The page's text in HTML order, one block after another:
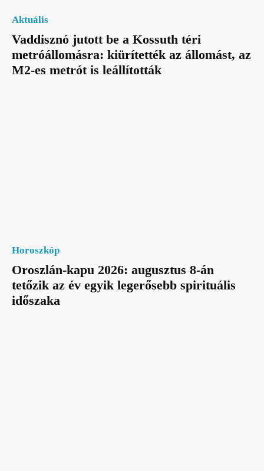
Aktuális
Vaddisznó jutott be a Kossuth téri
metróállomásra: kiürítették az állomást, az
M2-es metrót is leállították
Horoszkóp
Oroszlán-kapu 2026: augusztus 8-án
tetőzik az év egyik legerősebb spirituális
időszaka